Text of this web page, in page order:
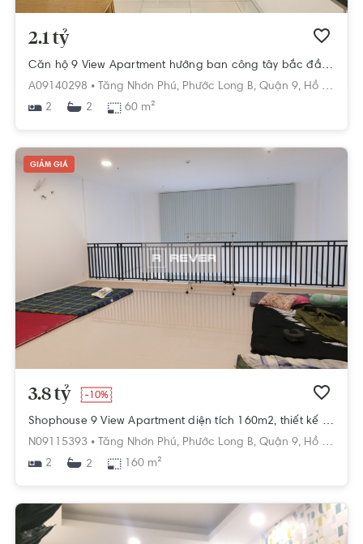
2.1 tỷ
Căn hộ 9 View Apartment hướng ban công tây bắc đầy đủ nội thất diện tích 60m².
A09140298 • Tăng Nhơn Phú, Phước Long B, Quận 9, Hồ Chí Minh
2
2 60 m²
GIẢM GIÁ
3.8 tỷ -10%
Shophouse 9 View Apartment diện tích 160m2, thiết kế hiện đại.
N09115393 • Tăng Nhơn Phú, Phước Long B, Quận 9, Hồ Chí Minh
2
2 160 m²